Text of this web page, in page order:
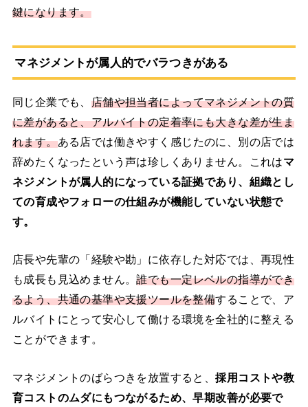
鍵になります。
マネジメントが属人的でバラつきがある
同じ企業でも、 店舗や担当者によってマネジメントの質
に差があると、アルバイトの定着率にも大きな差が生ま
れます。ある店では働きやすく感じたのに、別の店では
辞めたくなったという声は珍しくありません。これはマ
ネジメントが属人的になっている証拠であり、組織とし
ての育成やフォローの仕組みが機能していない状態で
す。
店長や先輩の「経験や勘」に依存した対応では、再現性
も成長も見込めません。誰でも一定レベルの指導ができ
るよう、共通の基準や支援ツールを整備することで、ア
ルバイトにとって安心して働ける環境を全社的に整える
ことができます。
マネジメントのばらつきを放置すると、採用コストや教
育コストのムダにもつながるため、早期改善が必要で